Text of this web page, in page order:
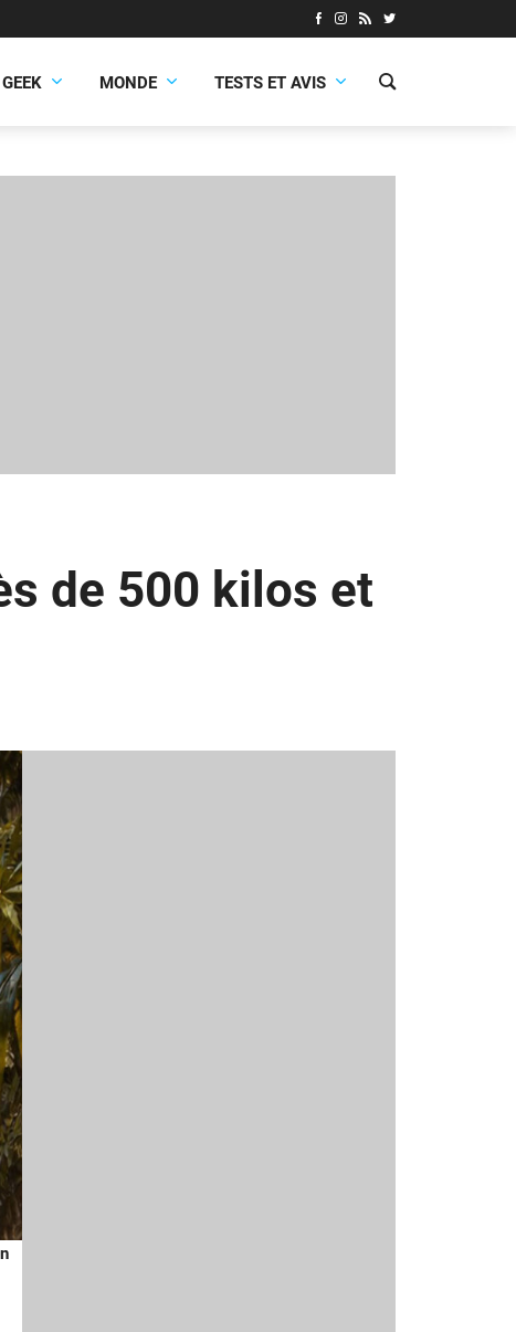
GEEK MONDE TESTS ET AVIS
de 500 kilos et